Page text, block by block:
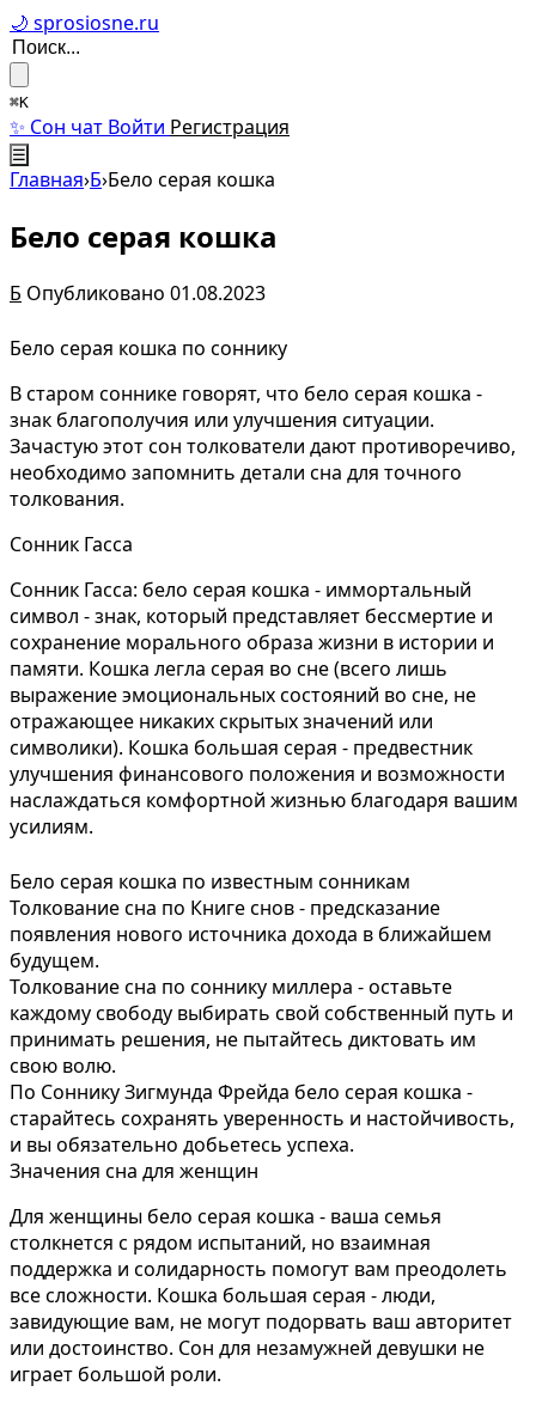
🌙 sprosiosne.ru
⌘K
✨ Сон чат Войти Регистрация
☰
Главная›Б›Бело серая кошка
Бело серая кошка
Б Опубликовано 01.08.2023
Бело серая кошка по соннику
В старом соннике говорят, что бело серая кошка -
знак благополучия или улучшения ситуации.
Зачастую этот сон толкователи дают противоречиво,
необходимо запомнить детали сна для точного
толкования.
Сонник Гасса
Сонник Гасса: бело серая кошка - иммортальный
символ - знак, который представляет бессмертие и
сохранение морального образа жизни в истории и
памяти. Кошка легла серая во сне (всего лишь
выражение эмоциональных состояний во сне, не
отражающее никаких скрытых значений или
символики). Кошка большая серая - предвестник
улучшения финансового положения и возможности
наслаждаться комфортной жизнью благодаря вашим
усилиям.
Бело серая кошка по известным сонникам
Толкование сна по Книге снов - предсказание
появления нового источника дохода в ближайшем
будущем.
Толкование сна по соннику миллера - оставьте
каждому свободу выбирать свой собственный путь и
принимать решения, не пытайтесь диктовать им
свою волю.
По Соннику Зигмунда Фрейда бело серая кошка -
старайтесь сохранять уверенность и настойчивость,
и вы обязательно добьетесь успеха.
Значения сна для женщин
Для женщины бело серая кошка - ваша семья
столкнется с рядом испытаний, но взаимная
поддержка и солидарность помогут вам преодолеть
все сложности. Кошка большая серая - люди,
завидующие вам, не могут подорвать ваш авторитет
или достоинство. Сон для незамужней девушки не
играет большой роли.